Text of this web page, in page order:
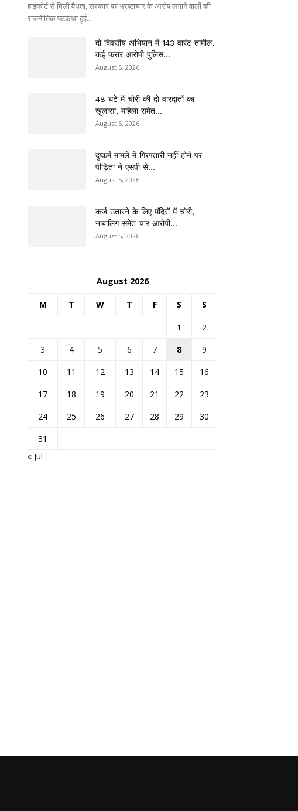
हाईकोर्ट से मिली वैधता, सरकार पर भ्रष्टाचार के आरोप लगाने वालों की
राजनीतिक पटकथा हुई...
दो दिवसीय अभियान में 143 वारंट तामील,
कई फरार आरोपी पुलिस...
August 5, 2026
48 घंटे में चोरी की दो वारदातों का
खुलासा, महिला समेत...
August 5, 2026
दुष्कर्म मामले में गिरफ्तारी नहीं होने पर
पीड़िता ने एसपी से...
August 5, 2026
कर्ज उतारने के लिए मंदिरों में चोरी,
नाबालिग समेत चार आरोपी...
August 5, 2026
August 2026
M T W T F S S
1
2
3
4 5 6 7 8
9
10
11 12 13 14 15
16
17
18 19 20 21 22
23
24
25 26 27 28 29
30
31
« Jul